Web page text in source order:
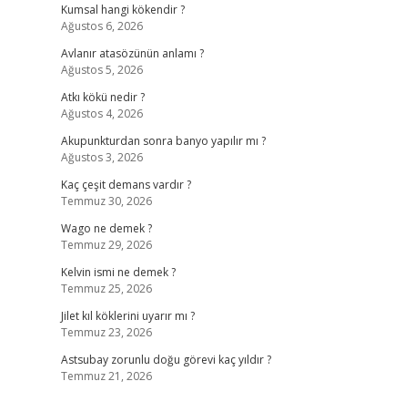
Kumsal hangi kökendir ?
Ağustos 6, 2026
Avlanır atasözünün anlamı ?
Ağustos 5, 2026
Atkı kökü nedir ?
Ağustos 4, 2026
Akupunkturdan sonra banyo yapılır mı ?
Ağustos 3, 2026
Kaç çeşit demans vardır ?
Temmuz 30, 2026
Wago ne demek ?
Temmuz 29, 2026
Kelvin ismi ne demek ?
Temmuz 25, 2026
Jilet kıl köklerini uyarır mı ?
Temmuz 23, 2026
Astsubay zorunlu doğu görevi kaç yıldır ?
Temmuz 21, 2026